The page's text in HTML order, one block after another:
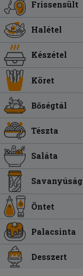
Frissensült
Halétel
Készétel
Köret
Bőségtál
Tészta
Saláta
Savanyúság
Öntet
Palacsinta
Desszert